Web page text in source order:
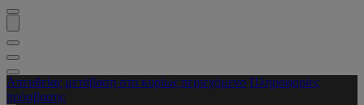
Απευθείας μετάβαση στο κυρίως περιεχόμενο Πληροφορίες
πρόσβασης